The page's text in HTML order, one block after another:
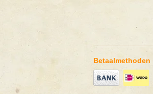
Betaalmethoden